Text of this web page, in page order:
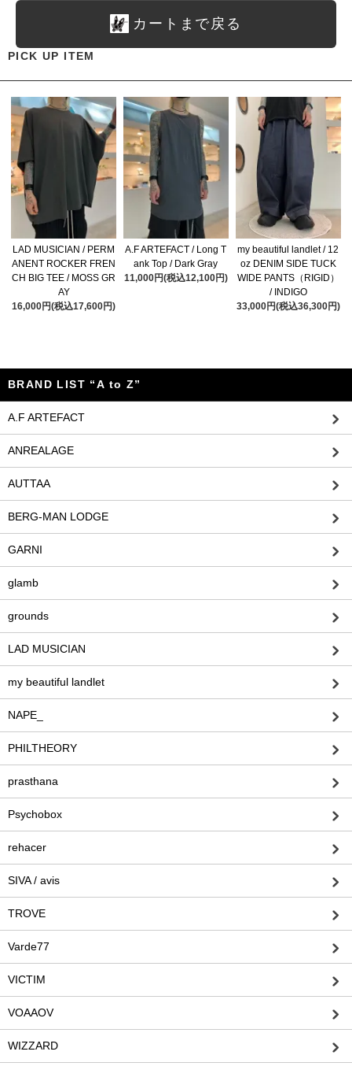
カートまで戻る
PICK UP ITEM
LAD MUSICIAN / PERM
ANENT ROCKER FREN
CH BIG TEE / MOSS GR
AY
16,000円(税込17,600円)
A.F ARTEFACT / Long T
ank Top / Dark Gray
11,000円(税込12,100円)
my beautiful landlet / 12
oz DENIM SIDE TUCK
WIDE PANTS（RIGID）
/ INDIGO
33,000円(税込36,300円)
BRAND LIST “A to Z”
A.F ARTEFACT
ANREALAGE
AUTTAA
BERG-MAN LODGE
GARNI
glamb
grounds
LAD MUSICIAN
my beautiful landlet
NAPE_
PHILTHEORY
prasthana
Psychobox
rehacer
SIVA / avis
TROVE
Varde77
VICTIM
VOAAOV
WIZZARD